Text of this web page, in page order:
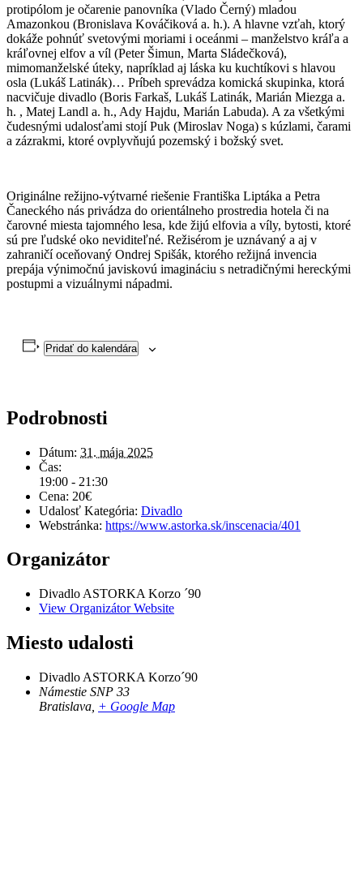
protipólom je očarenie panovníka (Vlado Černý) mladou
Amazonkou (Bronislava Kováčiková a. h.). A hlavne vzťah, ktorý
dokáže pohnúť svetovými moriami i oceánmi – manželstvo kráľa a
kráľovnej elfov a víl (Peter Šimun, Marta Sládečková),
mimomanželské úteky, napríklad aj láska ku kuchtíkovi s hlavou
osla (Lukáš Latinák)… Príbeh sprevádza komická skupinka, ktorá
nacvičuje divadlo (Boris Farkaš, Lukáš Latinák, Marián Miezga a.
h. , Matej Landl a. h., Ady Hajdu, Marián Labuda). A za všetkými
čudesnými udalosťami stojí Puk (Miroslav Noga) s kúzlami, čarami
a zázrakmi, ktoré ovplyvňujú pozemský i božský svet.
Originálne režijno-výtvarné riešenie Františka Liptáka a Petra
Čaneckého nás privádza do orientálneho prostredia hotela či na
čarovné miesta tajomného lesa, kde žijú elfovia a víly, bytosti, ktoré
sú pre ľudské oko neviditeľné. Režisérom je uznávaný a aj v
zahraničí oceňovaný Ondrej Spišák, ktorého režijná invencia
prepája výnimočnú javiskovú imagináciu s netradičnými hereckými
postupmi a vizuálnymi nápadmi.
Pridať do kalendára
Podrobnosti
Dátum: 31. mája 2025
Čas:
19:00 - 21:30
Cena: 20€
Udalosť Kategória: Divadlo
Webstránka: https://www.astorka.sk/inscenacia/401
Organizátor
Divadlo ASTORKA Korzo ´90
View Organizátor Website
Miesto udalosti
Divadlo ASTORKA Korzo´90
Námestie SNP 33
Bratislava + Google Map